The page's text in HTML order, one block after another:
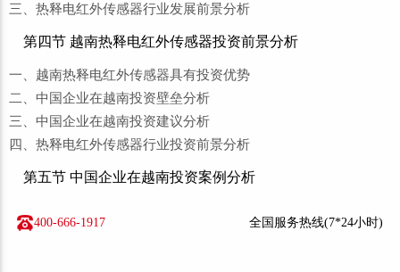
三、热释电红外传感器行业发展前景分析
第四节 越南热释电红外传感器投资前景分析
一、越南热释电红外传感器具有投资优势
二、中国企业在越南投资壁垒分析
三、中国企业在越南投资建议分析
四、热释电红外传感器行业投资前景分析
第五节 中国企业在越南投资案例分析
400-666-1917 全国服务热线(7*24小时)